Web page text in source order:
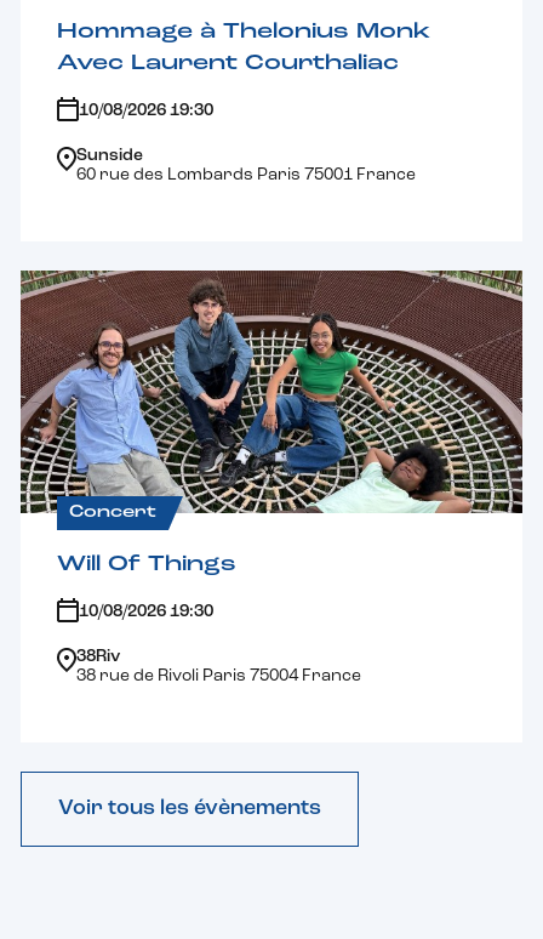
Hommage à Thelonius Monk
Avec Laurent Courthaliac
10/08/2026 19:30
Sunside
60 rue des Lombards Paris 75001 France
Concert
Will Of Things
10/08/2026 19:30
38Riv
38 rue de Rivoli Paris 75004 France
Voir tous les évènements